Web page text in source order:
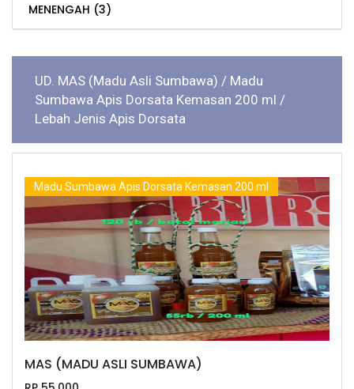
MENENGAH (3)
UD. MAS (Madu Asli Sumbawa) / Madu
Sumbawa Apis Dorsata Kemasan 200 ml /
Lebah Jenis Apis Dorsata
Madu Sumbawa Apis Dorsata Kemasan 200 ml
MAS (MADU ASLI SUMBAWA)